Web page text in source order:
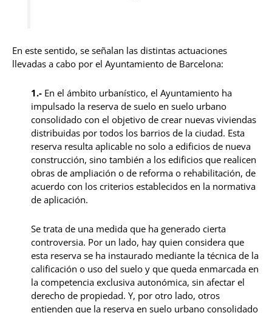
En este sentido, se señalan las distintas actuaciones
llevadas a cabo por el Ayuntamiento de Barcelona:
1.-En el ámbito urbanístico, el Ayuntamiento ha
impulsado la reserva de suelo en suelo urbano
consolidado con el objetivo de crear nuevas viviendas
distribuidas por todos los barrios de la ciudad. Esta
reserva resulta aplicable no solo a edificios de nueva
construcción, sino también a los edificios que realicen
obras de ampliación o de reforma o rehabilitación, de
acuerdo con los criterios establecidos en la normativa
de aplicación.
Se trata de una medida que ha generado cierta
controversia. Por un lado, hay quien considera que
esta reserva se ha instaurado mediante la técnica de la
calificación o uso del suelo y que queda enmarcada en
la competencia exclusiva autonómica, sin afectar el
derecho de propiedad. Y, por otro lado, otros
entienden que la reserva en suelo urbano consolidado